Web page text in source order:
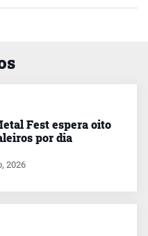
Fest espera oito
por dia
2026